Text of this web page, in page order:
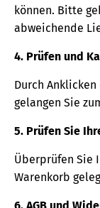
können. Bitte
abweichende
4. Prüfen und
Durch Anklicken
gelangen Sie
5. Prüfen Sie
Überprüfen Sie
Warenkorb